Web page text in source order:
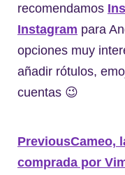
recomendamos
Instagram para
opciones muy
añadir rótulos,
cuentas 😉
PreviousCameo,
comprada por